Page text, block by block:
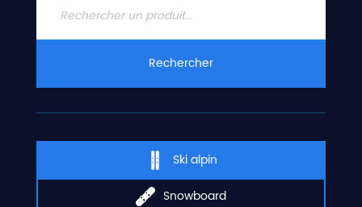
CONTACT
Rechercher
Ski alpin
Snowboard